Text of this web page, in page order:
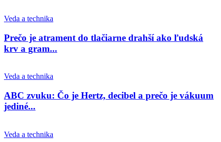
Veda a technika
Prečo je atrament do tlačiarne drahší ako ľudská
krv a gram...
Veda a technika
ABC zvuku: Čo je Hertz, decibel a prečo je vákuum
jediné...
Veda a technika